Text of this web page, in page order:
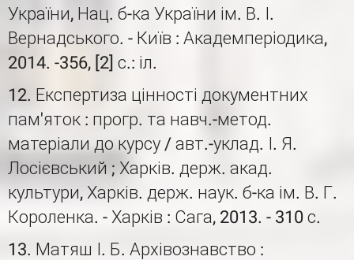
України, Нац. б-ка України ім. В. І.
Вернадського. - Київ : Академперіодика,
2014. -356, [2] с.: іл.
12. Експертиза цінності документних
пам'яток : прогр. та навч.-метод.
матеріали до курсу / авт.-уклад. І. Я.
Лосієвський ; Харків. держ. акад.
культури, Харків. держ. наук. б-ка ім. В. Г.
Короленка. - Харків : Сага, 2013. - 310 с.
13. Матяш І. Б. Архівознавство :